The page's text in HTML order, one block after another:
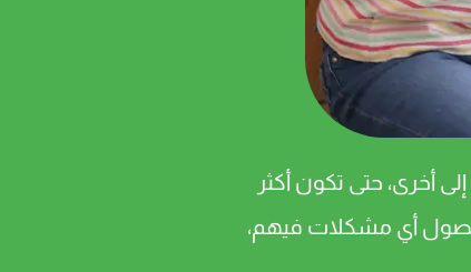
أخرى، حتى تكون أكثر
حصول أي مشكلات فيهم،